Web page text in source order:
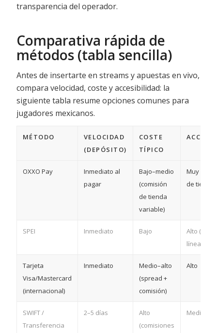
transparencia del operador.
Comparativa rápida de
métodos (tabla sencilla)
Antes de insertarte en streams y apuestas en vivo,
compara velocidad, coste y accesibilidad: la
siguiente tabla resume opciones comunes para
jugadores mexicanos.
MÉTODO
VELOCIDAD
(DEPÓSITO)
COSTE
TÍPICO
OXXO Pay
Inmediato al
pagar
Bajo–medio
(comisión
de tienda
variable)
Muy alto
de
SPEI Inmediato Bajo
Alto
línea)
Tarjeta
Visa/Mastercard
(internacional)
Inmediato
Medio–alto
(spread +
comisión)
Alto
SWIFT /
Transferencia
2–5 días
Alto
(comisiones
Medio